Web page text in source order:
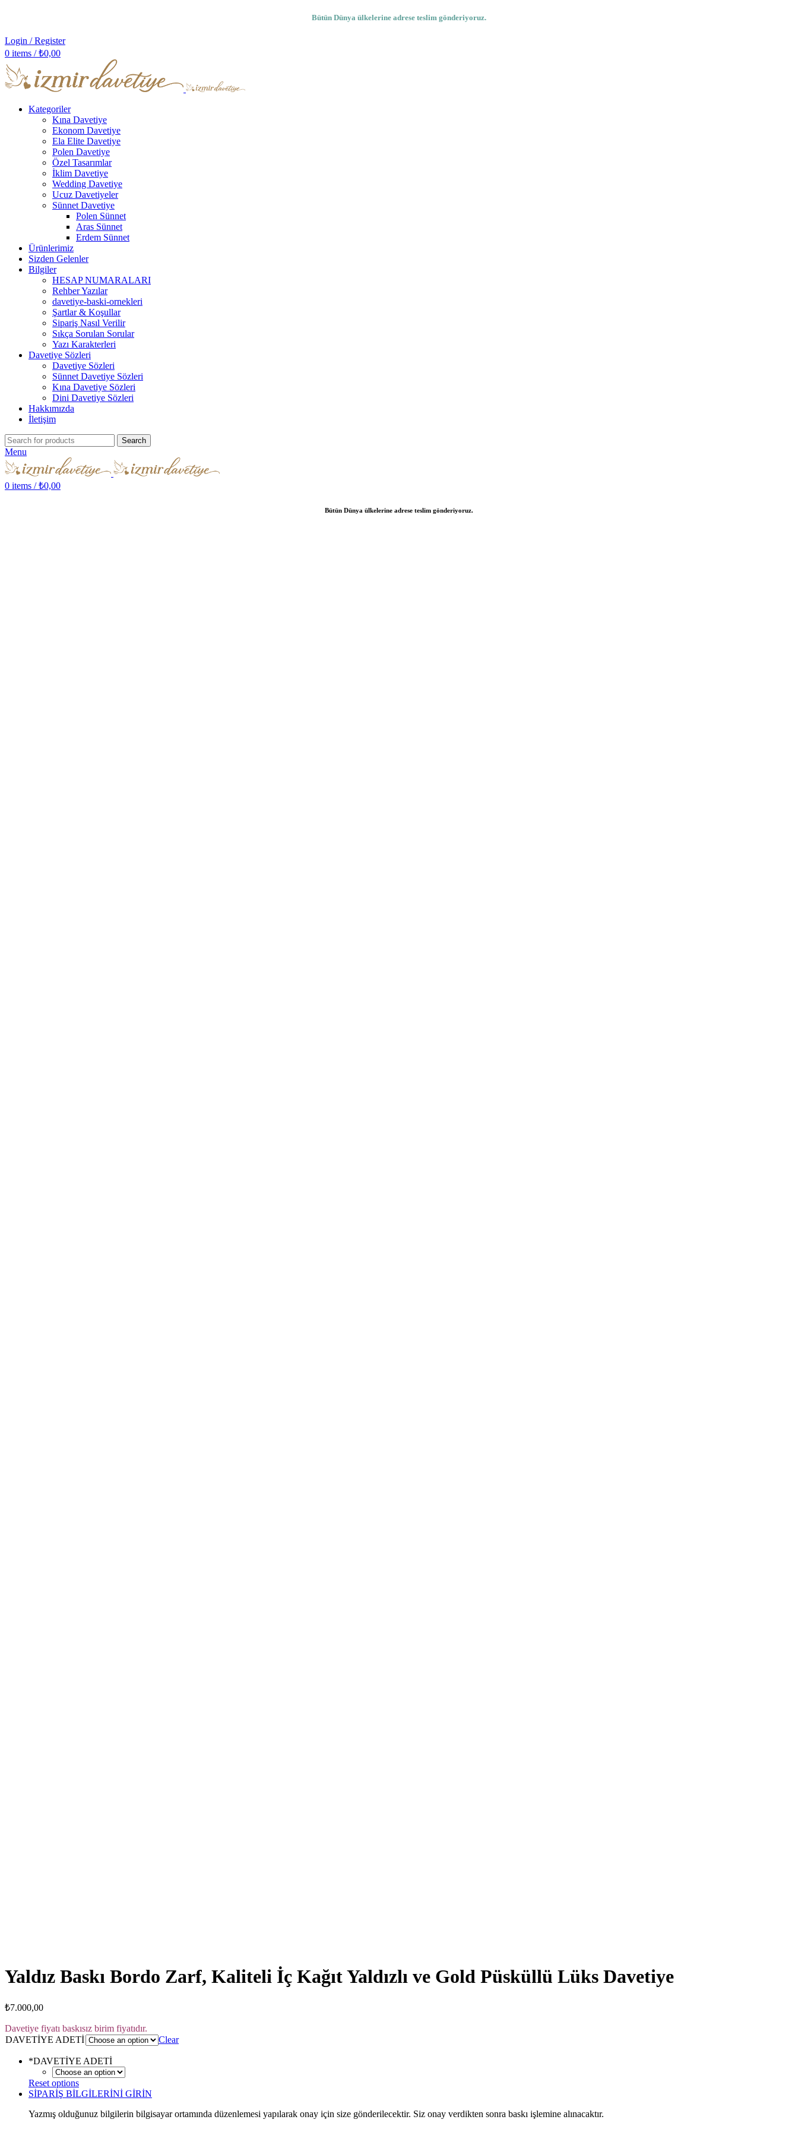
Bütün Dünya ülkelerine adrese teslim gönderiyoruz.
Login / Register
0 items / ₺0,00
Kategoriler
Kına Davetiye
Ekonom Davetiye
Ela Elite Davetiye
Polen Davetiye
Özel Tasarımlar
İklim Davetiye
Wedding Davetiye
Ucuz Davetiyeler
Sünnet Davetiye
Polen Sünnet
Aras Sünnet
Erdem Sünnet
Ürünlerimiz
Sizden Gelenler
Bilgiler
HESAP NUMARALARI
Rehber Yazılar
davetiye-baski-ornekleri
Şartlar & Koşullar
Sipariş Nasıl Verilir
Sıkça Sorulan Sorular
Yazı Karakterleri
Davetiye Sözleri
Davetiye Sözleri
Sünnet Davetiye Sözleri
Kına Davetiye Sözleri
Dini Davetiye Sözleri
Hakkımızda
İletişim
Search
Menu
0 items / ₺0,00
Bütün Dünya ülkelerine adrese teslim gönderiyoruz.
Yaldız Baskı Bordo Zarf, Kaliteli İç Kağıt Yaldızlı ve Gold Püsküllü Lüks Davetiye
₺7.000,00
Davetiye fiyatı baskısız birim fiyatıdır.
DAVETİYE ADETİ
Clear
*DAVETİYE ADETİ
Reset options
SİPARİŞ BİLGİLERİNİ GİRİN
Yazmış olduğunuz bilgilerin bilgisayar ortamında düzenlemesi yapılarak onay için size gönderilecektir. Siz onay verdikten sonra baskı işlemine alınacaktır.